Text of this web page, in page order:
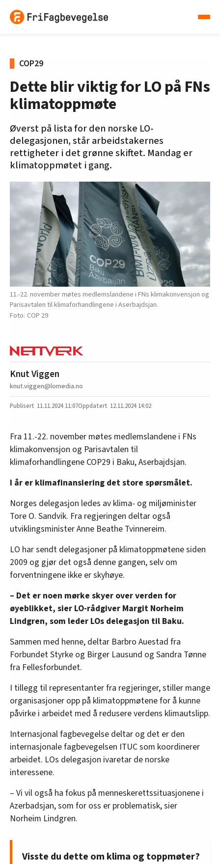
COP29
Dette blir viktig for LO på FNs
klimatoppmøte
Øverst på lista for den norske LO-
delegasjonen, står arbeidstakernes
rettigheter i det grønne skiftet. Mandag er
klimatoppmøtet i gang.
11.-22. november møtes medlemslandene i FNs klimakonvensjon og
Parisavtalen til klimaforhandlingene i Aserbajdsjan.
COP 29
Knut Viggen
knut.viggen@lomedia.no
11.11.2024 11:07 12.11.2024 14:02
Fra 11.-22. november møtes medlemslandene i FNs
klimakonvensjon og Parisavtalen til
klimaforhandlingene COP29 i Baku, Aserbajdsjan.
I år er klimafinansiering det store spørsmålet.
Norges delegasjon ledes av klima- og miljøminister
Tore O. Sandvik. Fra regjeringen deltar også
utviklingsminister Anne Beathe Tvinnereim.
LO har sendt delegasjoner på klimatoppmøtene siden
2009 og gjør det også denne gangen, selv om
forventningene ikke er skyhøye.
– Det er noen mørke skyer over verden for
øyeblikket, sier LO-rådgiver Margit Norheim
Lindgren, som leder LOs delegasjon til Baku.
Sammen med henne, deltar Barbro Auestad fra
Forbundet Styrke og Birger Lausund og Sandra Tønne
fra Fellesforbundet.
I tillegg til representanter fra regjeringer, stiller mange
organisasjoner opp på klimatoppmøtene for å kunne
påvirke i arbeidet med å redusere verdens klimautslipp.
Internasjonal fagbevegelse deltar og det er den
internasjonale fagbevegelsen ITUC som koordinerer
arbeidet. LOs delegasjon ivaretar de norske
interessene.
– Vi vil også ha fokus på menneskerettssituasjonene i
Azerbadsjan, som for oss er problematisk, sier
Norheim Lindgren.
Visste du dette om klima og toppmøter?